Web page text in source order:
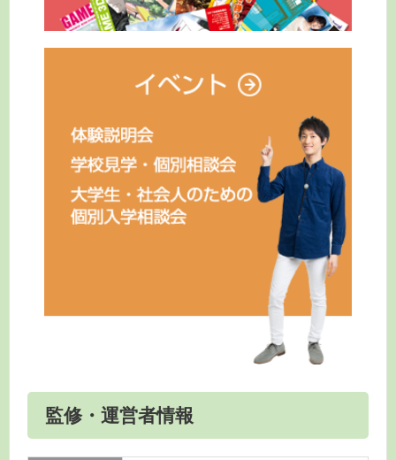
監修・運営者情報